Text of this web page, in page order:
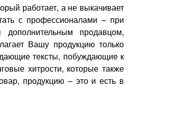
работает, а не выкачивает
с профессионалами – при
дополнительным продавцом,
Вашу продукцию только
тексты, побуждающие к
хитрости, которые также
продукцию – это и есть в